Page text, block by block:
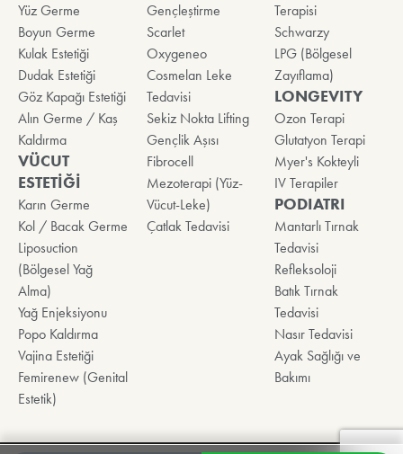
Yüz Germe
Boyun Germe
Kulak Estetiği
Dudak Estetiği
Göz Kapağı Estetiği
Alın Germe / Kaş
Kaldırma
VÜCUT
ESTETİĞİ
Karın Germe
Kol / Bacak Germe
Liposuction
(Bölgesel Yağ
Alma)
Yağ Enjeksiyonu
Popo Kaldırma
Vajina Estetiği
Femirenew (Genital
Estetik)
Gençleştirme
Scarlet
Oxygeneo
Cosmelan Leke
Tedavisi
Sekiz Nokta Lifting
Gençlik Aşısı
Fibrocell
Mezoterapi (Yüz-
Vücut-Leke)
Çatlak Tedavisi
Terapisi
Schwarzy
LPG (Bölgesel
Zayıflama)
LONGEVITY
Ozon Terapi
Glutatyon Terapi
Myer's Kokteyli
IV Terapiler
PODIATRI
Mantarlı Tırnak
Tedavisi
Refleksoloji
Batık Tırnak
Tedavisi
Nasır Tedavisi
Ayak Sağlığı ve
Bakımı